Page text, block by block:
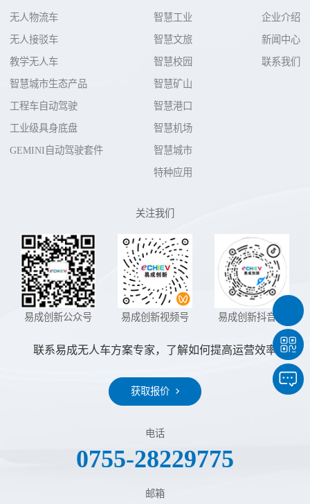
无人物流车
无人接驳车
教学无人车
智慧城市生态产品
工程车自动驾驶
工业级具身底盘
GEMINI自动驾驶套件
智慧工业
智慧文旅
智慧校园
智慧矿山
智慧港口
智慧机场
智慧城市
特种应用
企业介绍
新闻中心
联系我们
关注我们
易成创新公众号 易成创新视频号 易成创新抖音号
联系易成无人车方案专家，了解如何提高运营效率
获取报价
电话
0755-28229775
邮箱